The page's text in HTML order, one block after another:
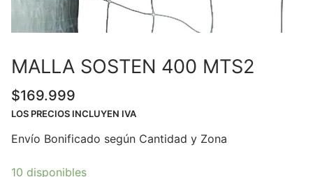
MALLA SOSTEN 400 MTS2
$169.999
LOS PRECIOS INCLUYEN IVA
Envío Bonificado según Cantidad y Zona
10 disponibles